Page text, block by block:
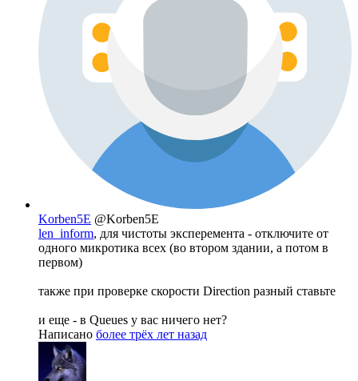
Korben5E @Korben5E
len_inform, для чистоты эксперемента - отключите от
одного микротика всех (во втором здании, а потом в
первом)
также при проверке скорости Direction разный ставьте
и еще - в Queues у вас ничего нет?
Написано более трёх лет назад